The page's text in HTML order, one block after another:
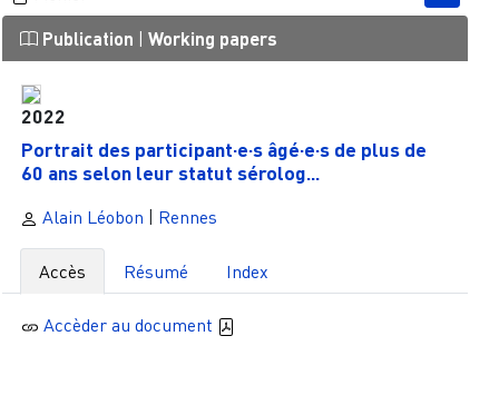
Publication | Working papers
2022
Portrait des participant·e·s âgé·e·s de plus de
60 ans selon leur statut sérolog...
Alain Léobon | Rennes
Accès Résumé Index
Accèder au document